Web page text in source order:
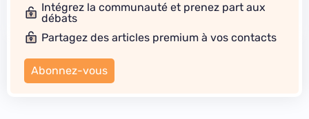
Intégrez la communauté et prenez part aux
débats
Partagez des articles premium à vos contacts
Abonnez-vous